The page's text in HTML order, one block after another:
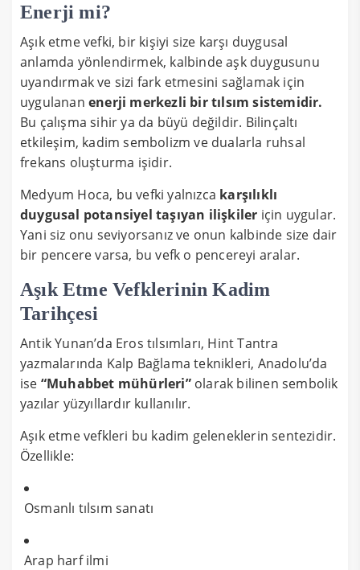
Enerji mi?
Aşık etme vefki, bir kişiyi size karşı duygusal
anlamda yönlendirmek, kalbinde aşk duygusunu
uyandırmak ve sizi fark etmesini sağlamak için
uygulanan enerji merkezli bir tılsım sistemidir.
Bu çalışma sihir ya da büyü değildir. Bilinçaltı
etkileşim, kadim sembolizm ve dualarla ruhsal
frekans oluşturma işidir.
Medyum Hoca, bu vefki yalnızca karşılıklı
duygusal potansiyel taşıyan ilişkiler için uygular.
Yani siz onu seviyorsanız ve onun kalbinde size dair
bir pencere varsa, bu vefk o pencereyi aralar.
Aşık Etme Vefklerinin Kadim
Tarihçesi
Antik Yunan’da Eros tılsımları, Hint Tantra
yazmalarında Kalp Bağlama teknikleri, Anadolu’da
ise “Muhabbet mühürleri”olarak bilinen sembolik
yazılar yüzyıllardır kullanılır.
Aşık etme vefkleri bu kadim geleneklerin sentezidir.
Özellikle:
Osmanlı tılsım sanatı
Arap harf ilmi